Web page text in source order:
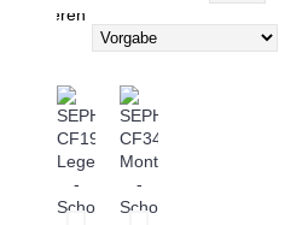
Sortieren